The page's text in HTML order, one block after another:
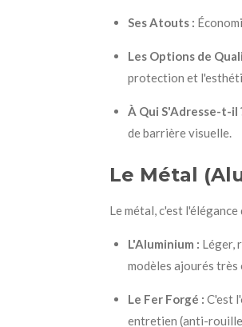
Ses Atouts :
Les Options de
protection et
À Qui S'Adresse-t-il
de barrière visuelle.
Le Métal
Le métal, c'est
L'Aluminium : Léger,
modèles ajourés très
Le Fer Forgé : C'est
entretien (anti-